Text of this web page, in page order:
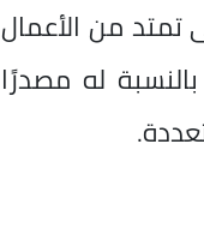
من الأعمال
له مصدرًا